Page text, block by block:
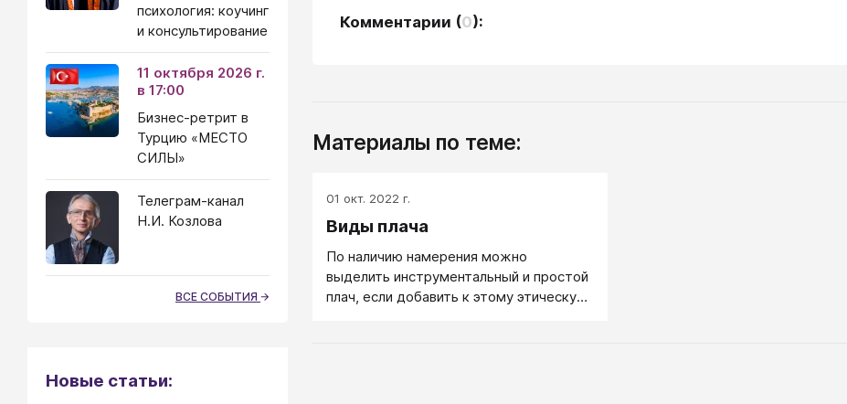
Комментарии (0):
Материалы по теме:
01 окт. 2022 г.
Виды плача
По наличию намерения можно
выделить инструментальный и простой
плач, если добавить к этому этическую
психология: коучинг
и консультирование
11 октября 2026 г.
в 17:00
Бизнес-ретрит в
Турцию «МЕСТО
СИЛЫ»
Телеграм-канал
Н.И. Козлова
ВСЕ СОБЫТИЯ
Новые статьи: